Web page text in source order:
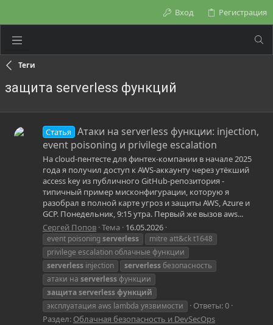
Вход Регистрация
Теги
защита serverless функций
Статья
Атаки на serverless функции: injection,
event poisoning и privilege escalation
На cloud-пентесте для финтех-компании в начале 2025
года я получил доступ к AWS-аккаунту через утёкший
access key из публичного GitHub-репозитория -
типичный пример мисконфигурации, которую я
разобрал в полной карте угроз и защиты AWS, Azure и
GCP. Понедельник, 9:15 утра. Первый же вызов aws...
Сергей Попов Тема 16.05.2026
event poisoningserverless
mitre att&ck t1648
privilege escalation облачные функции
serverless injection serverless безопасность
атаки на serverlessфункции
защитаserverlessфункций
эксплуатация aws lambda уязвимости
Ответы: 0
Раздел: Облачная безопасность и DevSecOps